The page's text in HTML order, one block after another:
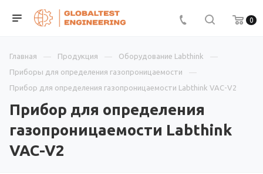
0
Главная Продукция
Оборудование Labthink
Приборы для определения газопроницаемости
Прибор для определения газопроницаемости Labthink VAC-V2
Прибор для определения
газопроницаемости Labthink
VAC-V2